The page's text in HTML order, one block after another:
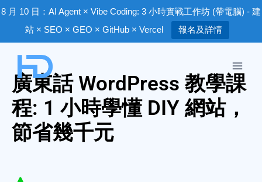
8 月 10 日：AI Agent × Vibe Coding: 3 小時實戰工作坊 (帶電腦) - 建
站 × SEO × GEO × GitHub × Vercel
報名及詳情
廣東話WordPress 教學課
程: 1 小時學懂 DIY 網站，
節省幾千元​